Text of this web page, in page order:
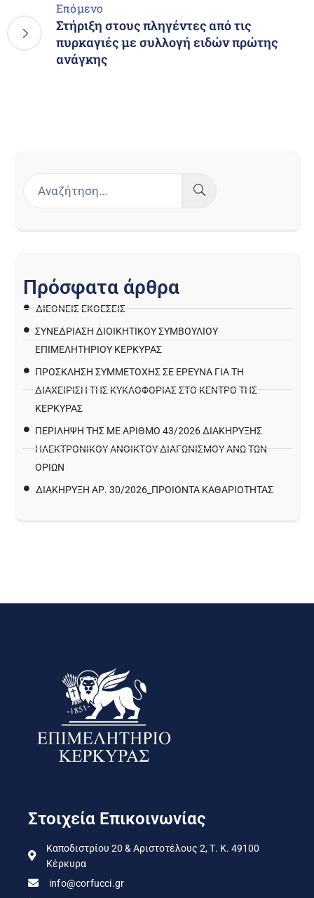
Επόμενο
Στήριξη στους πληγέντες από τις
πυρκαγιές με συλλογή ειδών πρώτης
ανάγκης
Πρόσφατα άρθρα
ΔΙΕΘΝΕΙΣ ΕΚΘΕΣΕΙΣ
ΣΥΝΕΔΡΙΑΣΗ ΔΙΟΙΚΗΤΙΚΟΥ ΣΥΜΒΟΥΛΙΟΥ
ΕΠΙΜΕΛΗΤΗΡΙΟΥ ΚΕΡΚΥΡΑΣ
ΠΡΌΣΚΛΗΣΗ ΣΥΜΜΕΤΟΧΉΣ ΣΕ ΈΡΕΥΝΑ ΓΙΑ ΤΗ
ΔΙΑΧΕΊΡΙΣΗ ΤΗΣ ΚΥΚΛΟΦΟΡΊΑΣ ΣΤΟ ΚΈΝΤΡΟ ΤΗΣ
ΚΈΡΚΥΡΑΣ
ΠΕΡΙΛΗΨΗ ΤΗΣ ΜΕ ΑΡΙΘΜΟ 43/2026 ΔΙΑΚΗΡΥΞΗΣ
ΗΛΕΚΤΡΟΝΙΚΟΥ ΑΝΟΙΚΤΟΥ ΔΙΑΓΩΝΙΣΜΟΥ ΑΝΩ ΤΩΝ
ΟΡΙΩΝ
ΔΙΑΚΉΡΥΞΗ ΑΡ. 30/2026_ΠΡΟΙΌΝΤΑ ΚΑΘΑΡΙΌΤΗΤΑΣ
Στοιχεία Επικοινωνίας
Καποδιστρίου 20 & Αριστοτέλους 2, Τ. Κ. 49100
Κέρκυρα
info@corfucci.gr